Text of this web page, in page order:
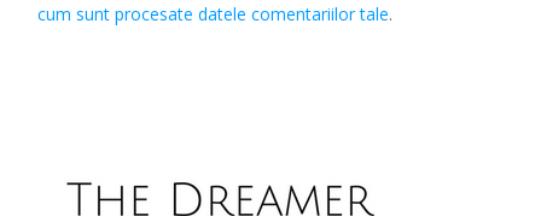
cum sunt procesate datele comentariilor tale.